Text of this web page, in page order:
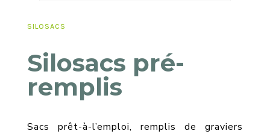
SILOSACS
Silosacs pré-
remplis
Sacs prêt-à-l’emploi, remplis de graviers